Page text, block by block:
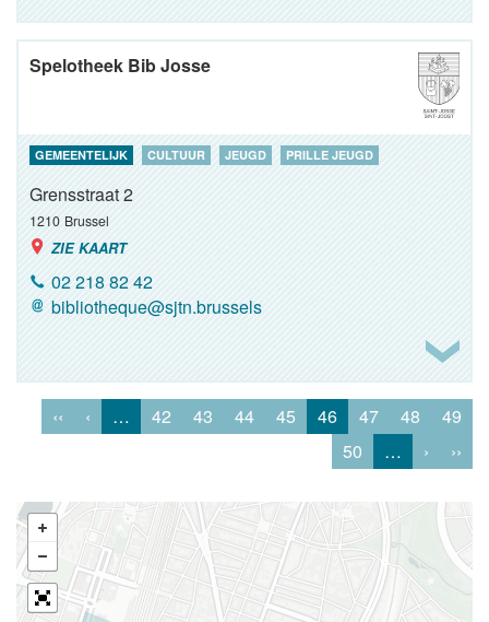
Spelotheek Bib Josse
GEMEENTELIJK CULTUUR JEUGD PRILLE JEUGD
Grensstraat 2
1210 Brussel
ZIE KAART
02 218 82 42
bibliotheque@sjtn.brussels
‹‹ ‹ … 42 43 44 45 46 47 48
49
50
… › ››